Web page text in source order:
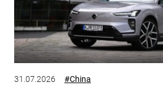
31.07.2026 #China